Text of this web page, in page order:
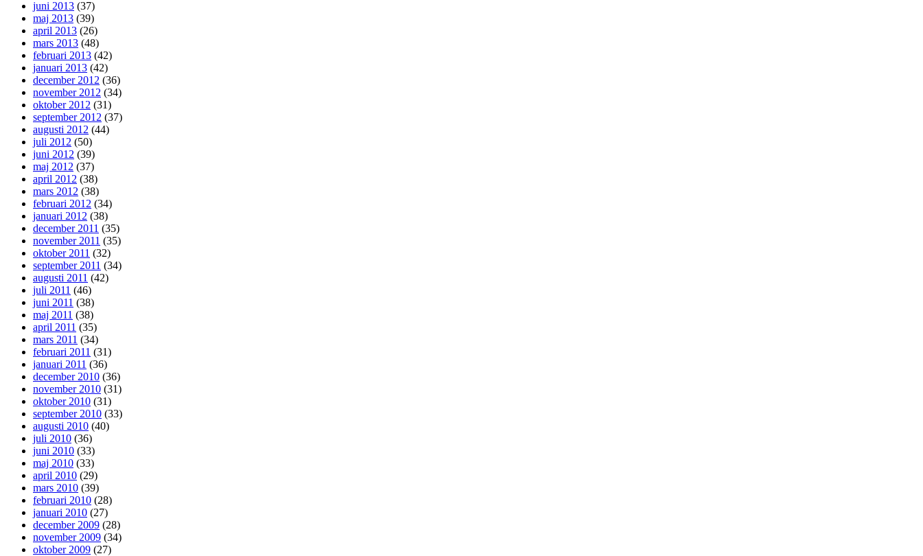
juni 2013 (37)
maj 2013 (39)
april 2013 (26)
mars 2013 (48)
februari 2013 (42)
januari 2013 (42)
december 2012 (36)
november 2012 (34)
oktober 2012 (31)
september 2012 (37)
augusti 2012 (44)
juli 2012 (50)
juni 2012 (39)
maj 2012 (37)
april 2012 (38)
mars 2012 (38)
februari 2012 (34)
januari 2012 (38)
december 2011 (35)
november 2011 (35)
oktober 2011 (32)
september 2011 (34)
augusti 2011 (42)
juli 2011 (46)
juni 2011 (38)
maj 2011 (38)
april 2011 (35)
mars 2011 (34)
februari 2011 (31)
januari 2011 (36)
december 2010 (36)
november 2010 (31)
oktober 2010 (31)
september 2010 (33)
augusti 2010 (40)
juli 2010 (36)
juni 2010 (33)
maj 2010 (33)
april 2010 (29)
mars 2010 (39)
februari 2010 (28)
januari 2010 (27)
december 2009 (28)
november 2009 (34)
oktober 2009 (27)